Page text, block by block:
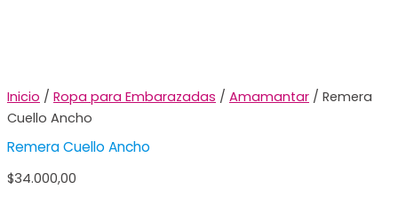
Inicio / Ropa para Embarazadas / Amamantar / Remera
Cuello Ancho
Remera Cuello Ancho
$34.000,00